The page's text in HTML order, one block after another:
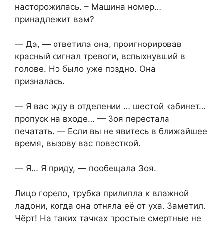
насторожилась. – Машина номер…
принадлежит вам?
— Да, — ответила она, проигнорировав
красный сигнал тревоги, вспыхнувший в
голове. Но было уже поздно. Она
призналась.
— Я вас жду в отделении … шестой кабинет…
пропуск на входе… — Зоя перестала
печатать. — Если вы не явитесь в ближайшее
время, вызову вас повесткой.
— Я… Я приду, — пообещала Зоя.
Лицо горело, трубка прилипла к влажной
ладони, когда она отняла её от уха. Заметил.
Чёрт! На таких тачках простые смертные не